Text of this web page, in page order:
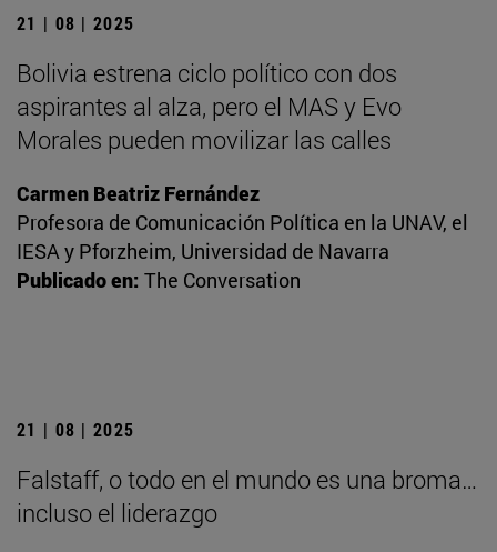
21 | 08 | 2025
Bolivia estrena ciclo político con dos
aspirantes al alza, pero el MAS y Evo
Morales pueden movilizar las calles
Carmen Beatriz Fernández
Profesora de Comunicación Política en la UNAV, el
IESA y Pforzheim, Universidad de Navarra
Publicado en: The Conversation
21 | 08 | 2025
Falstaff, o todo en el mundo es una broma…
incluso el liderazgo